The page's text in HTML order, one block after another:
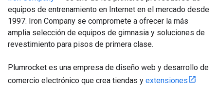
equipos de entrenamiento en Internet en el mercado desde
1997. Iron Company se compromete a ofrecer la más
amplia selección de equipos de gimnasia y soluciones de
revestimiento para pisos de primera clase.
Plumrocket es una empresa de diseño web y desarrollo de
comercio electrónico que crea tiendas y extensiones